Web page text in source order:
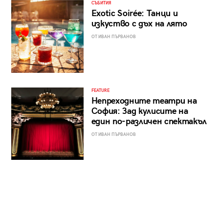
СЪБИТИЯ
Exotic Soirée: Танци и
изкуство с дъх на лято
ОТ ИВАН ПЪРВАНОВ
FEATURE
Непреходните театри на
София: Зад кулисите на
един по-различен спектакъл
ОТ ИВАН ПЪРВАНОВ